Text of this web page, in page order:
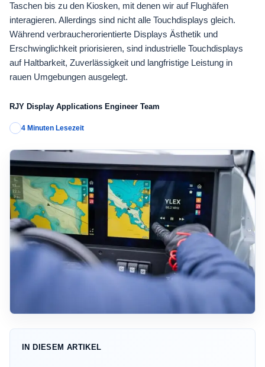
Taschen bis zu den Kiosken, mit denen wir auf Flughäfen
interagieren. Allerdings sind nicht alle Touchdisplays gleich.
Während verbraucherorientierte Displays Ästhetik und
Erschwinglichkeit priorisieren, sind industrielle Touchdisplays
auf Haltbarkeit, Zuverlässigkeit und langfristige Leistung in
rauen Umgebungen ausgelegt.
RJY Display Applications Engineer Team
4 Minuten Lesezeit
IN DIESEM ARTIKEL